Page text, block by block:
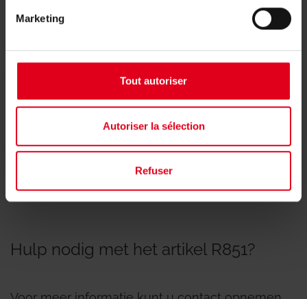
Marketing
Tout autoriser
Autoriser la sélection
Refuser
Conformiteitsverklaringen
Andere documenten
Hulp nodig met het artikel R851?